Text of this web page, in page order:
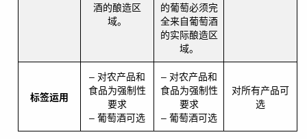
酒的酿造区
域。
的葡萄必须完
全来自葡萄酒
的实际酿造区
域。
标签运用
– 对农产品和
食品为强制性
要求
– 葡萄酒可选
– 对农产品和
食品为强制性
要求
– 葡萄酒可选
对所有产品可
选